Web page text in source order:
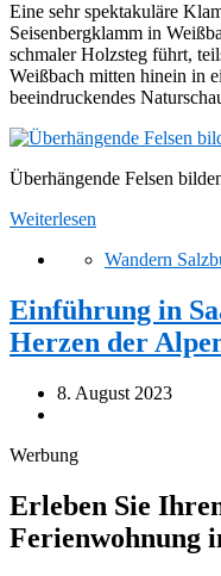
Eine sehr spektakuläre
Seisenbergklamm in
schmaler Holzsteg führt,
Weißbach mitten hinein in
beeindruckendes
Überhängende Felsen
Weiterlesen
Wandern
Einführung in
Herzen der
8. August 2023
Werbung
Erleben Sie
Ferienwohnung